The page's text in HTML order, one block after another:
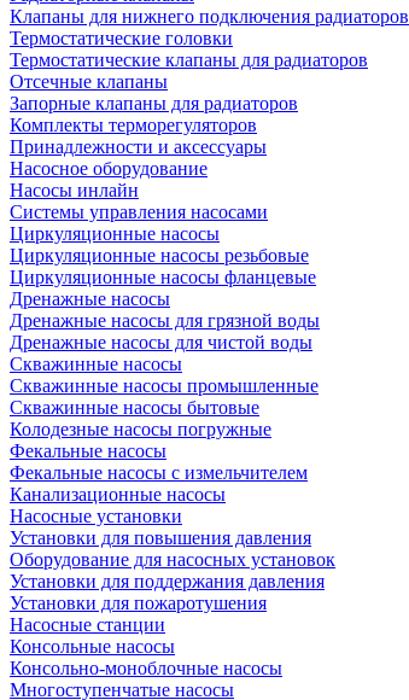
Клапаны для нижнего подключения радиаторов
Термостатические головки
Термостатические клапаны для радиаторов
Отсечные клапаны
Запорные клапаны для радиаторов
Комплекты терморегуляторов
Принадлежности и аксессуары
Насосное оборудование
Насосы инлайн
Системы управления насосами
Циркуляционные насосы
Циркуляционные насосы резьбовые
Циркуляционные насосы фланцевые
Дренажные насосы
Дренажные насосы для грязной воды
Дренажные насосы для чистой воды
Скважинные насосы
Скважинные насосы промышленные
Скважинные насосы бытовые
Колодезные насосы погружные
Фекальные насосы
Фекальные насосы с измельчителем
Канализационные насосы
Насосные установки
Установки для повышения давления
Оборудование для насосных установок
Установки для поддержания давления
Установки для пожаротушения
Насосные станции
Консольные насосы
Консольно-моноблочные насосы
Многоступенчатые насосы